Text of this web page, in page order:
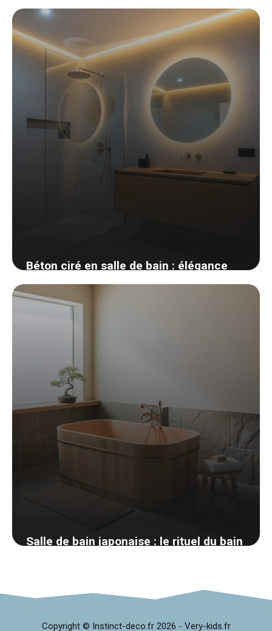
guide pour ne pas se tromper
12 avril 2026
Béton ciré en salle de bain : élégance
brute ou fausse bonne idée ?
6 avril 2026
Salle de bain japonaise : le rituel du bain
Copyright © Instinct-deco.fr 2026 - Very-kids.fr